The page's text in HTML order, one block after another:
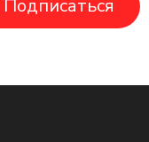
Подписаться